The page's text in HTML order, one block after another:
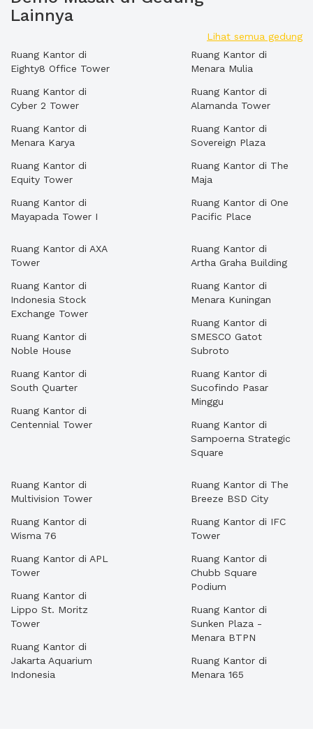
Lainnya
Lihat semua gedung
Ruang Kantor di
Eighty8 Office Tower
Ruang Kantor di
Cyber 2 Tower
Ruang Kantor di
Menara Karya
Ruang Kantor di
Equity Tower
Ruang Kantor di
Mayapada Tower I
Ruang Kantor di
Menara Mulia
Ruang Kantor di
Alamanda Tower
Ruang Kantor di
Sovereign Plaza
Ruang Kantor di The
Maja
Ruang Kantor di One
Pacific Place
Ruang Kantor di AXA
Tower
Ruang Kantor di
Indonesia Stock
Exchange Tower
Ruang Kantor di
Noble House
Ruang Kantor di
South Quarter
Ruang Kantor di
Centennial Tower
Ruang Kantor di
Artha Graha Building
Ruang Kantor di
Menara Kuningan
Ruang Kantor di
SMESCO Gatot
Subroto
Ruang Kantor di
Sucofindo Pasar
Minggu
Ruang Kantor di
Sampoerna Strategic
Square
Ruang Kantor di
Multivision Tower
Ruang Kantor di
Wisma 76
Ruang Kantor di APL
Tower
Ruang Kantor di
Lippo St. Moritz
Tower
Ruang Kantor di
Jakarta Aquarium
Indonesia
Ruang Kantor di The
Breeze BSD City
Ruang Kantor di IFC
Tower
Ruang Kantor di
Chubb Square
Podium
Ruang Kantor di
Sunken Plaza -
Menara BTPN
Ruang Kantor di
Menara 165